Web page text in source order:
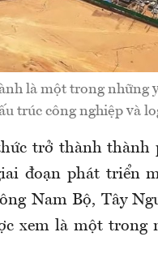
là một trong những
trúc công nghiệp và
trở thành thành
đoạn phát triển
Nam Bộ, Tây
xem là một trong